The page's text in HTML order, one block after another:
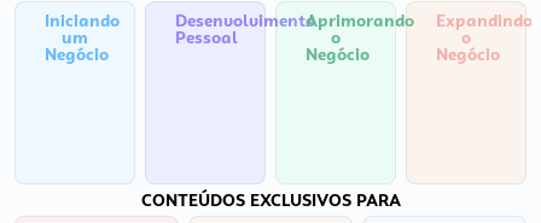
Iniciando
um
Negócio
Desenvolvimento
Pessoal
Aprimorando
o
Negócio
Expandindo
o
Negócio
CONTEÚDOS EXCLUSIVOS PARA